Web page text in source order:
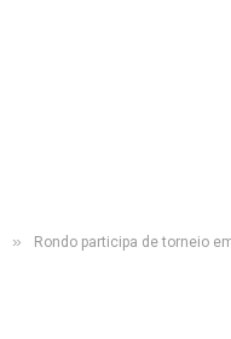
» Rondo participa de torneio